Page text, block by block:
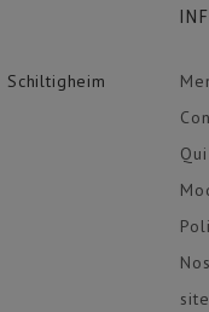
Schiltigheim